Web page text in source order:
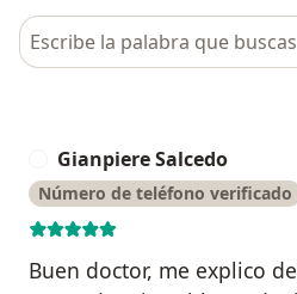
Busca en opiniones
Gianpiere Salcedo
Número de teléfono verificado
Buen doctor, me explico